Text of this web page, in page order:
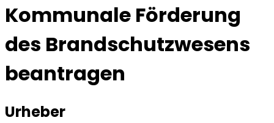
Kommunale Förderung
des Brandschutzwesens
beantragen
Urheber